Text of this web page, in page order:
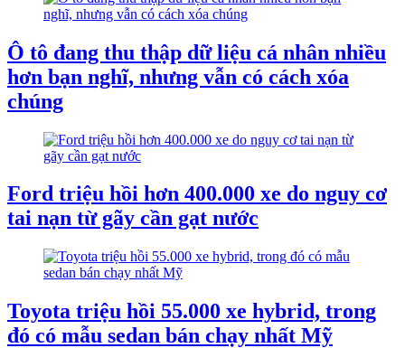
Ô tô đang thu thập dữ liệu cá nhân nhiều
hơn bạn nghĩ, nhưng vẫn có cách xóa
chúng
Ford triệu hồi hơn 400.000 xe do nguy cơ
tai nạn từ gãy cần gạt nước
Toyota triệu hồi 55.000 xe hybrid, trong
đó có mẫu sedan bán chạy nhất Mỹ